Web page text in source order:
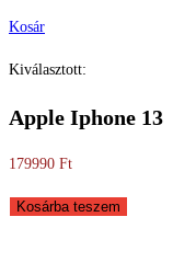
Kosár
Kiválasztott:
Apple Iphone 13
179990 Ft
Apple
Kosárba teszem